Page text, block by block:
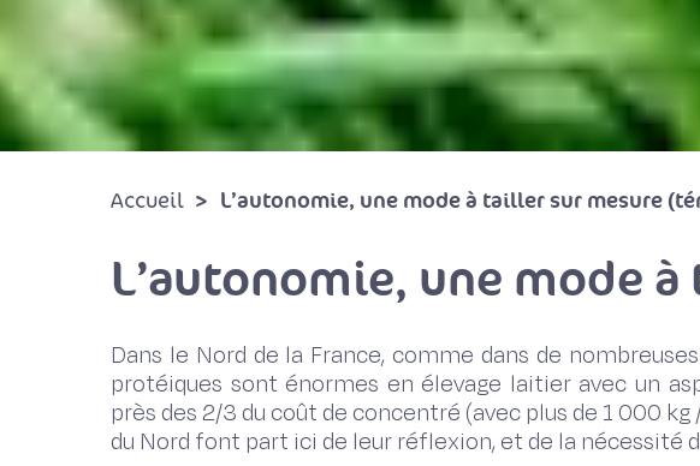
Accueil L’autonomie, une mode à tailler sur mesure
L’autonomie, une mode
Dans le Nord de la France, comme dans de
protéiques sont énormes en élevage laitier avec un
près des 2/3 du coût de concentré (avec plus de 1 000 kg
du Nord font part ici de leur réflexion, et de la nécessité